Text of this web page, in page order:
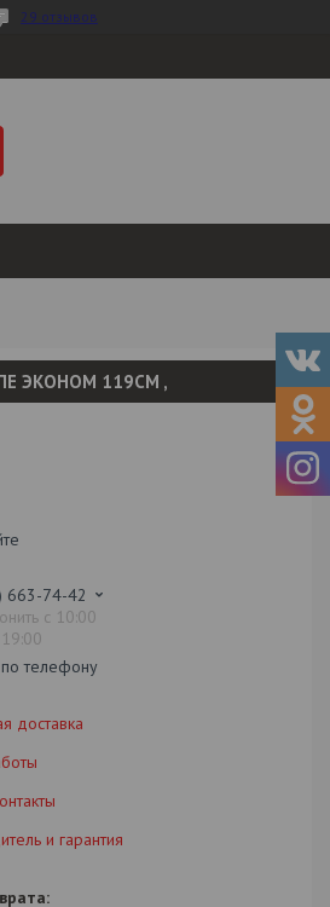
29 отзывов
ЭКОНОМ 119СМ ,
663-74-42
с 10:00
по телефону
доставка
и гарантия